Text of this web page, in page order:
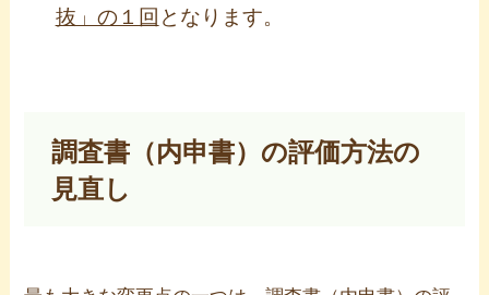
抜」の１回 となります。
調査書（内申書）の評価方法の
見直し